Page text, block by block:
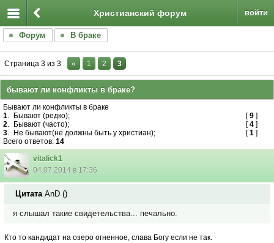
войти
Христианский форум
Форум В браке
Страница 3 из 3 « 1 2 3
бывают ли конфликты в браке?
Бывают ли конфликты в браке
1. Бывают (редко); [9]
2. Бывают (часто); [4]
3. Не бывают(не должны быть у христиан); [1]
Всего ответов: 14
vitalick1
04.07.2014 в 17:36
Цитата AnD ()
я слышал такие свидетельства... печально.
Кто то кандидат на озеро огненное, слава Богу если не так.